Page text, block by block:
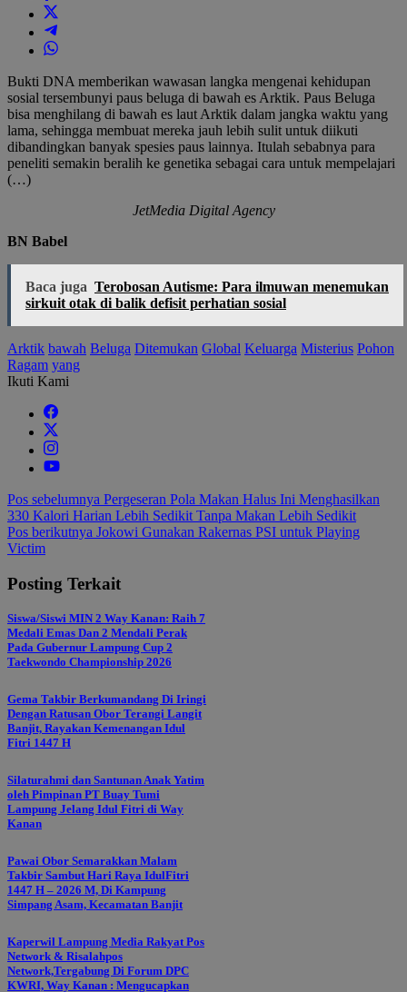
Bukti DNA memberikan wawasan langka mengenai kehidupan
sosial tersembunyi paus beluga di bawah es Arktik. Paus Beluga
bisa menghilang di bawah es laut Arktik dalam jangka waktu yang
lama, sehingga membuat mereka jauh lebih sulit untuk diikuti
dibandingkan banyak spesies paus lainnya. Itulah sebabnya para
peneliti semakin beralih ke genetika sebagai cara untuk mempelajari
(…)
JetMedia Digital Agency
BN Babel
Baca juga Terobosan Autisme: Para ilmuwan menemukan
sirkuit otak di balik defisit perhatian sosial
Arktik bawah Beluga Ditemukan Global Keluarga Misterius Pohon
Ragam yang
Ikuti Kami
Navigasi
pos
Pos sebelumnya Pergeseran Pola Makan Halus Ini Menghasilkan
330 Kalori Harian Lebih Sedikit Tanpa Makan Lebih Sedikit
Pos berikutnya Jokowi Gunakan Rakernas PSI untuk Playing
Victim
Posting Terkait
Siswa/Siswi MIN 2 Way Kanan: Raih 7
Medali Emas Dan 2 Mendali Perak
Pada Gubernur Lampung Cup 2
Taekwondo Championship 2026
Gema Takbir Berkumandang Di Iringi
Dengan Ratusan Obor Terangi Langit
Banjit, Rayakan Kemenangan Idul
Fitri 1447 H
Silaturahmi dan Santunan Anak Yatim
oleh Pimpinan PT Buay Tumi
Lampung Jelang Idul Fitri di Way
Kanan
Pawai Obor Semarakkan Malam
Takbir Sambut Hari Raya IdulFitri
1447 H – 2026 M, Di Kampung
Simpang Asam, Kecamatan Banjit
Kaperwil Lampung Media Rakyat Pos
Network & Risalahpos
Network,Tergabung Di Forum DPC
KWRI, Way Kanan : Mengucapkan